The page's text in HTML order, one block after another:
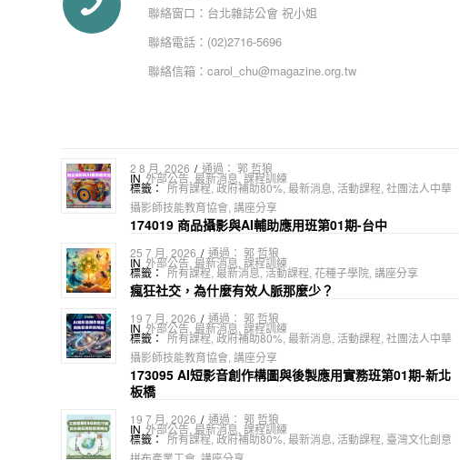
聯絡窗口： 台北雜誌公會 祝小姐
聯絡電話： (02)2716-5696
聯絡信箱： carol_chu@magazine.org.tw
2 8 月, 2026 / 通過： 郭 哲狼
IN 外部公告, 最新消息,課程訓練
標籤： 所有課程,政府補助80%,最新消息, 活動課程, 社團法人中華
攝影師技能教育協會, 講座分享
174019 商品攝影與AI輔助應用班第01期-台中
25 7 月, 2026 / 通過： 郭 哲狼
IN 外部公告,最新消息, 課程訓練
標籤： 所有課程,最新消息,活動課程, 花種子學院, 講座分享
瘋狂社交，為什麼有效人脈那麼少？
19 7 月, 2026 / 通過： 郭 哲狼
IN 外部公告,最新消息, 課程訓練
標籤： 所有課程,政府補助80%,最新消息, 活動課程, 社團法人中華
攝影師技能教育協會, 講座分享
173095 AI短影音創作構圖與後製應用實務班第01期-新北
板橋
19 7 月, 2026 / 通過： 郭 哲狼
IN 外部公告,最新消息, 課程訓練
標籤： 所有課程,政府補助80%,最新消息, 活動課程, 臺灣文化創意